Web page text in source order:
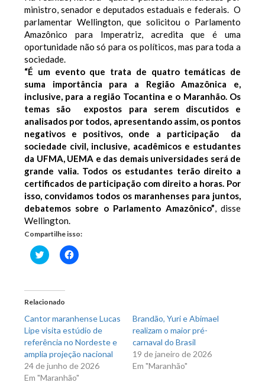
ministro, senador e deputados estaduais e federais. O
parlamentar Wellington, que solicitou o Parlamento
Amazônico para Imperatriz, acredita que é uma
oportunidade não só para os políticos, mas para toda a
sociedade.
“É um evento que trata de quatro temáticas de
suma importância para a Região Amazônica e,
inclusive, para a região Tocantina e o Maranhão. Os
temas são expostos para serem discutidos e
analisados por todos, apresentando assim, os pontos
negativos e positivos, onde a participação da
sociedade civil, inclusive, acadêmicos e estudantes
da UFMA, UEMA e das demais universidades será de
grande valia. Todos os estudantes terão direito a
certificados de participação com direito a horas. Por
isso, convidamos todos os maranhenses para juntos,
debatemos sobre o Parlamento Amazônico”, disse
Wellington.
Compartilhe isso:
Clique
para
em
nova
janela)
Clique
para
Relacionado
Cantor maranhense Lucas
Lipe visita estúdio de
referência no Nordeste e
amplia projeção nacional
24 de junho de 2026
Em "Maranhão"
Brandão, Yuri e Abimael
realizam o maior pré-
carnaval do Brasil
19 de janeiro de 2026
Em "Maranhão"